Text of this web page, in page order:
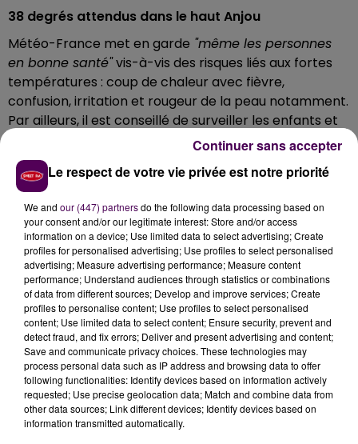
38 degrés attendus dans le haut Anjou
Météo-France met en garde "même les personnes
en bonne santé"vis-à-vis des risques liés aux fortes
températures : coup de chaleur avec fièvre,
confusion, irritation et rougeur de la peau notamment.
Par ailleurs, il est conseillé de surveiller les enfants et
les seniors. Ce mercredi, on atteindra 35 degrés au
Mans, 36 à Saint-Calais et jusqu'à 38 à Château-
Gontier.
Retrouvezici la carte de vigilancerégulièrement
actualisée !
�xR�️Vague de#chaleur|| Voici les cartes des
#températuresprévues jour par jour. (MAJ ce
25/06). �x0https://t.co/R2vyljU2RM #canicule
pic.twitter.com/NrJtCqwKom
— Météo-France (@meteofrance)25 juin 2019
Le respect de votre vie privée est notre priorité
We and our (447) partnersdo the following data processing based on
your consent and/or our legitimate interest: Store and/or access
information on a device; Use limited data to select advertising; Create
profiles for personalised advertising; Use profiles to select personalised
advertising; Measure advertising performance; Measure content
performance; Understand audiences through statistics or combinations
of data from different sources; Develop and improve services; Create
profiles to personalise content; Use profiles to select personalised
content; Use limited data to select content; Ensure security, prevent and
detect fraud, and fix errors; Deliver and present advertising and content;
Save and communicate privacy choices. These technologies may
process personal data such as IP address and browsing data to offer
following functionalities: Identify devices based on information actively
requested; Use precise geolocation data; Match and combine data from
other data sources; Link different devices; Identify devices based on
information transmitted automatically.
Continuer sans accepter